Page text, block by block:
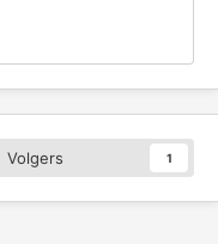
Volgers 1